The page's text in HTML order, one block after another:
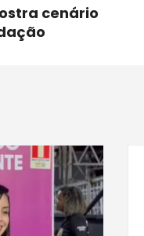
cenário